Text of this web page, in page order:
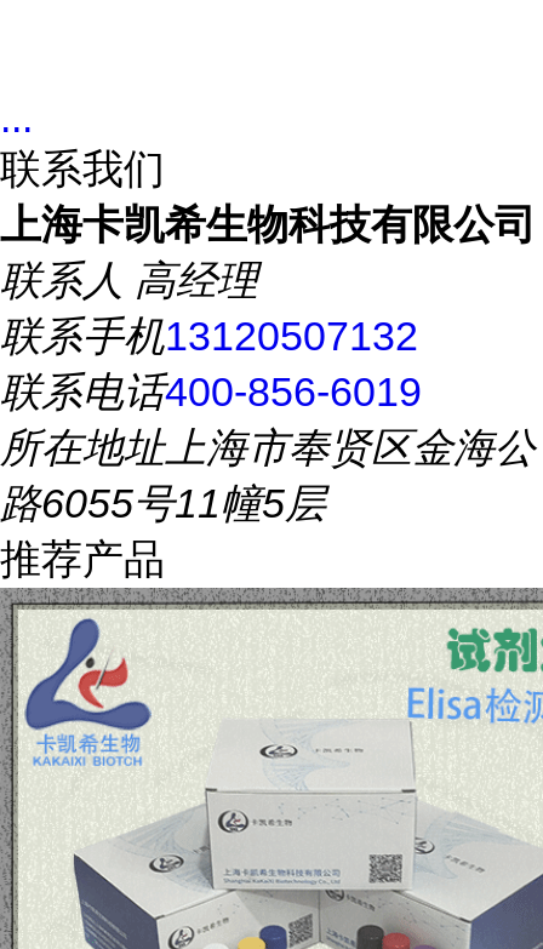
...
联系我们
上海卡凯希生物科技有限公司
联系人 高经理
联系手机13120507132
联系电话400-856-6019
所在地址上海市奉贤区金海公
路6055号11幢5层
推荐产品